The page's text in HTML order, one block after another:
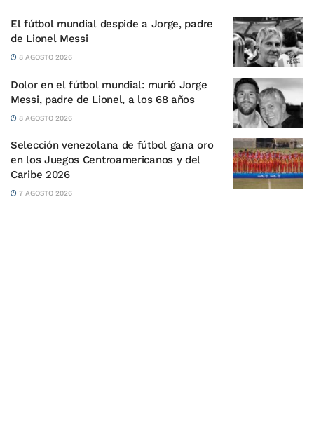
El fútbol mundial despide a Jorge, padre
de Lionel Messi
8 AGOSTO 2026
Dolor en el fútbol mundial: murió Jorge
Messi, padre de Lionel, a los 68 años
8 AGOSTO 2026
Selección venezolana de fútbol gana oro
en los Juegos Centroamericanos y del
Caribe 2026
7 AGOSTO 2026